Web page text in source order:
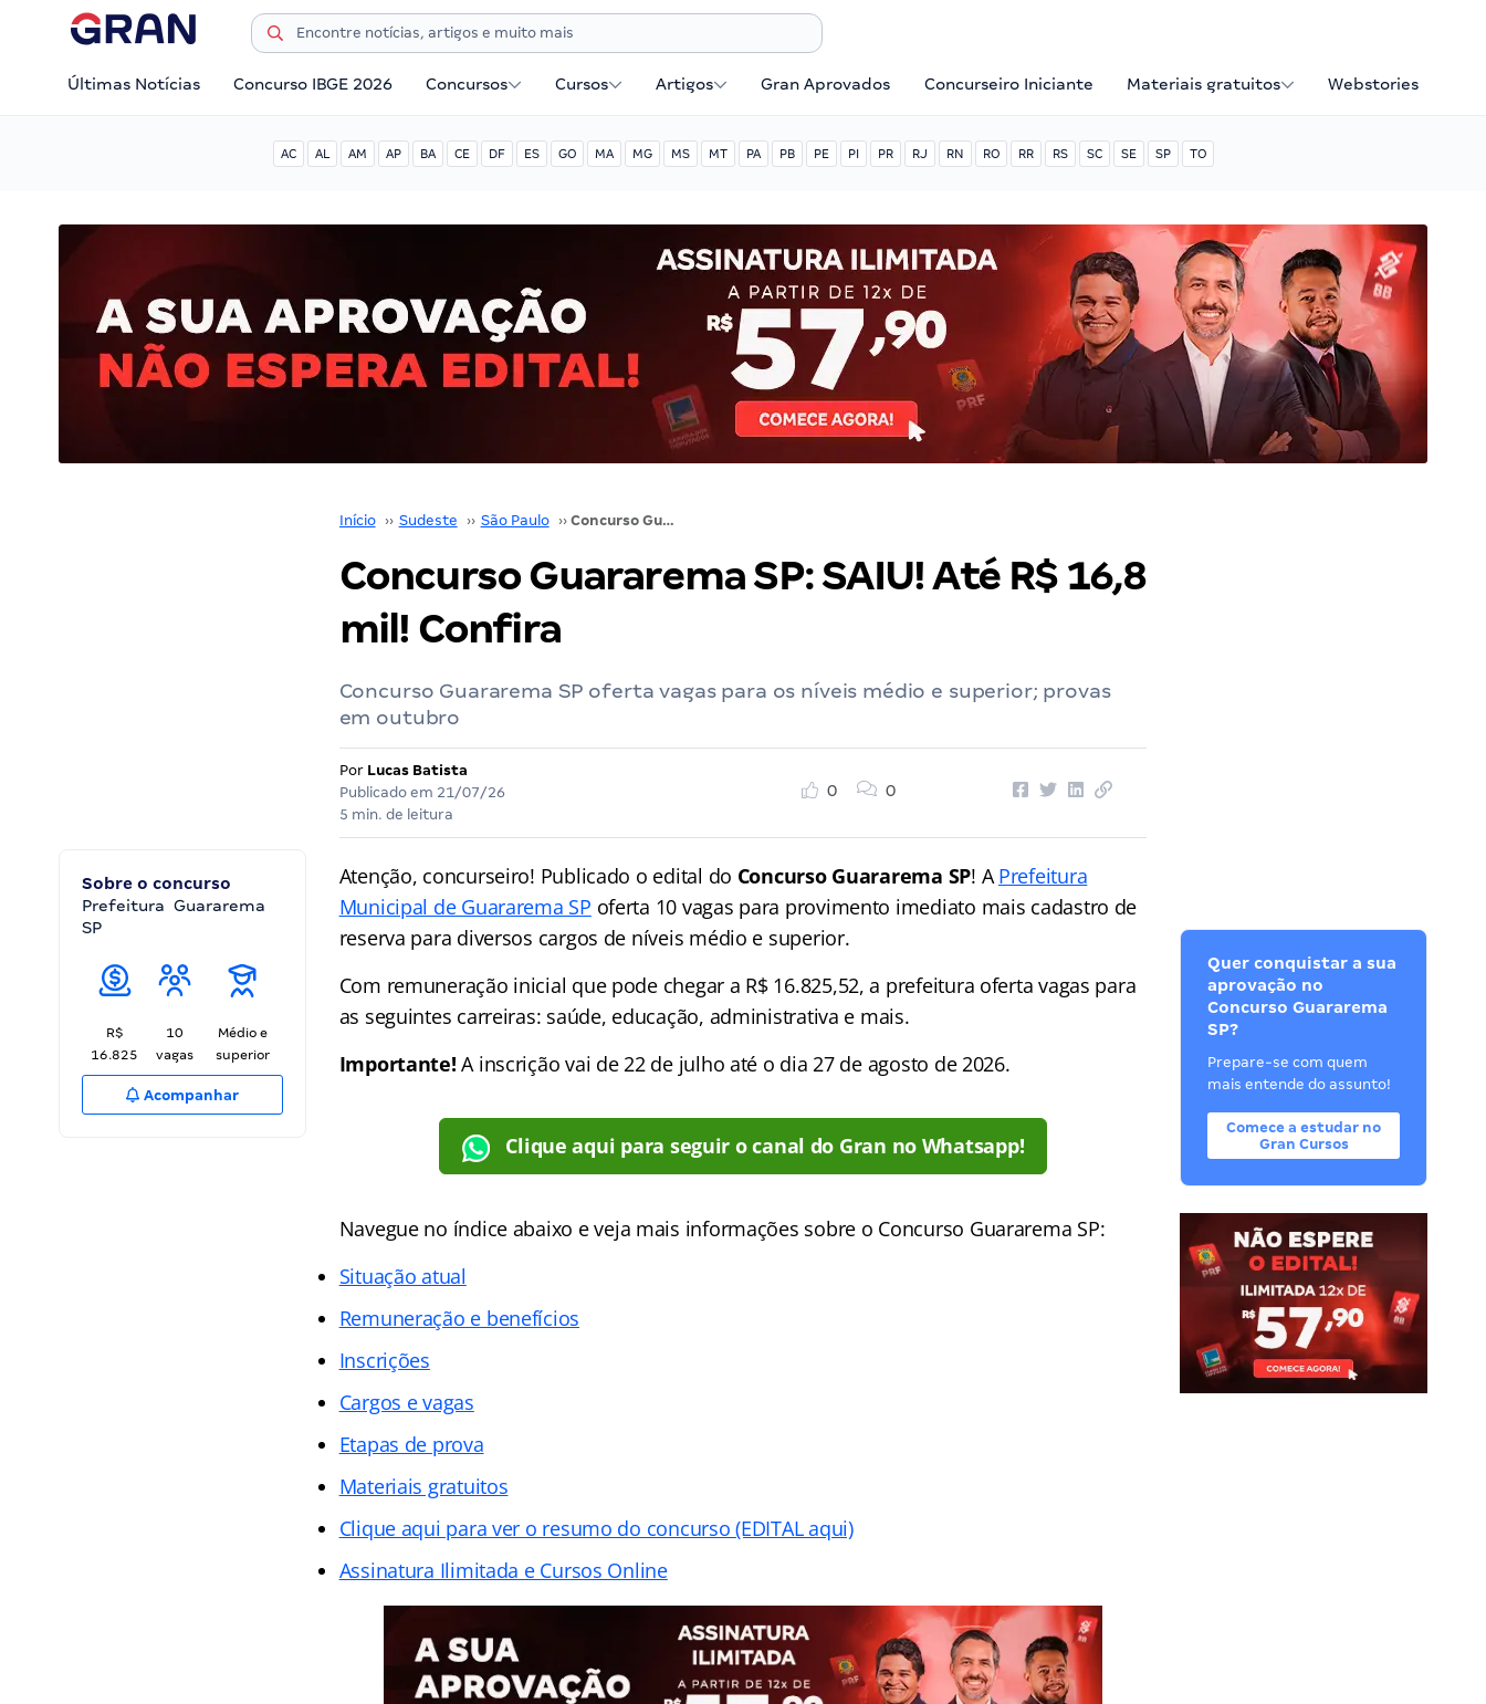
Últimas Notícias Concurso IBGE 2026 Concursos Cursos Artigos Gran Aprovados Concurseiro Iniciante Materiais gratuitos Webstories
AC AL AM AP BA CE DF ES GO MA MG MS MT PA PB PE PI PR RJ RN RO RR RS SC SE SP TO
Início ›› Sudeste ›› São Paulo ›› Concurso Guararema SP: SAIU! Até R$ 16,8 mil! Confira
Concurso Guararema SP: SAIU! Até R$ 16,8
mil! Confira
Concurso Guararema SP oferta vagas para os níveis médio e superior; provas
em outubro
Por Lucas Batista
Publicado em 21/07/26
5 min. de leitura
0 0
Sobre o concurso
Prefeitura Guararema
SP
R$
16.825
10
vagas
Médio e
superior
Acompanhar
Atenção, concurseiro! Publicado o edital do Concurso Guararema SP! APrefeitura
Municipal de Guararema SP oferta 10 vagas para provimento imediato mais cadastro de
reserva para diversos cargos de níveis médio e superior.
Com remuneração inicial que pode chegar a R$ 16.825,52, a prefeitura oferta vagas para
as seguintes carreiras: saúde, educação, administrativa e mais.
Importante! A inscrição vai de 22 de julho até o dia 27 de agosto de 2026.
Clique aqui para seguir o canal do Gran no Whatsapp!
Navegue no índice abaixo e veja mais informações sobre o Concurso Guararema SP:
Situação atual
Remuneração e benefícios
Inscrições
Cargos e vagas
Etapas de prova
Materiais gratuitos
Clique aqui para ver o resumo do concurso (EDITAL aqui)
Assinatura Ilimitada e Cursos Online
Quer conquistar a sua
aprovação no
Concurso Guararema
SP?
Prepare-se com quem
mais entende do assunto!
Comece a estudar no
Gran Cursos